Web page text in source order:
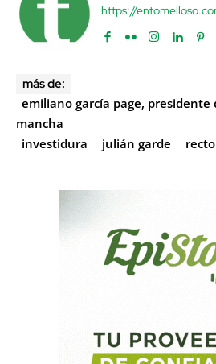
https://
más de:
emiliano garcía page, presidente
mancha
investidura
julián garde